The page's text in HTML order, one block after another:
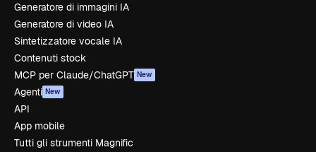
Generatore di immagini IA
Generatore di video IA
Sintetizzatore vocale IA
Contenuti stock
MCP per Claude/ChatGPT New
Agenti New
API
App mobile
Tutti gli strumenti Magnific